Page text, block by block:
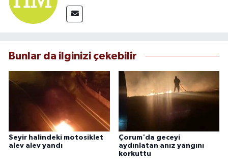
Bunlar da ilginizi çekebilir
Seyir halindeki motosiklet
alev alev yandı
Çorum'da geceyi
aydınlatan anız yangını
korkuttu